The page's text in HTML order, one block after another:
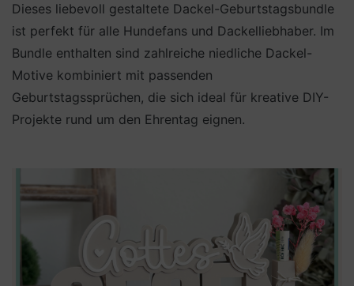
Dieses liebevoll gestaltete Dackel-Geburtstagsbundle
ist perfekt für alle Hundefans und Dackelliebhaber. Im
Bundle enthalten sind zahlreiche niedliche Dackel-
Motive kombiniert mit passenden
Geburtstagssprüchen, die sich ideal für kreative DIY-
Projekte rund um den Ehrentag eignen.